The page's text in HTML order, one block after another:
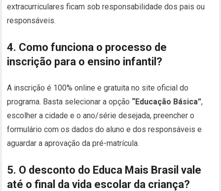
extracurriculares ficam sob responsabilidade dos pais ou
responsáveis.
4. Como funciona o processo de
inscrição para o ensino infantil?
A inscrição é 100% online e gratuita no site oficial do
programa. Basta selecionar a opção “Educação Básica”,
escolher a cidade e o ano/série desejada, preencher o
formulário com os dados do aluno e dos responsáveis e
aguardar a aprovação da pré-matrícula.
5. O desconto do Educa Mais Brasil vale
até o final da vida escolar da criança?